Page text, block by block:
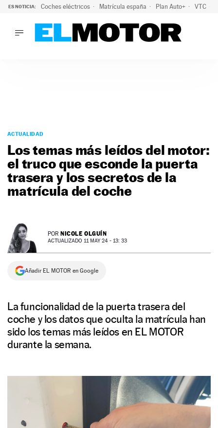
ES NOTICIA: Coches eléctricos Matrícula españa Plan Auto+ VTC
PODCAST
MOTOS
TECNOLOGÍA
SUPERCOCHES
NEWSLETTER
ACTUALIDAD
Los temas más leídos del motor:
el truco que esconde la puerta
trasera y los secretos de la
matrícula del coche
POR NICOLE OLGUÍN
ACTUALIZADO 11 MAY 24 - 13: 33
Añadir EL MOTOR en Google
La funcionalidad de la puerta trasera del
coche y los datos que oculta la matrícula han
sido los temas más leídos en EL MOTOR
durante la semana.